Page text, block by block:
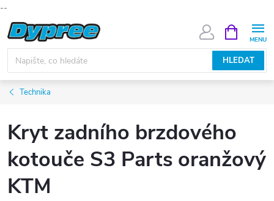
--
Přejít
na
obsah
HLEDAT
NÁKUPNÍ
KOŠÍK
Technika
Kryt zadního brzdového
kotouče S3 Parts oranžový
KTM